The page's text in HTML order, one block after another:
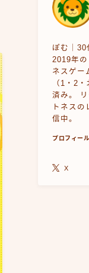
ぽむ｜30
2019年の
ネスゲー
（1・2
済み。
トネス
信中。
プロフィー
X